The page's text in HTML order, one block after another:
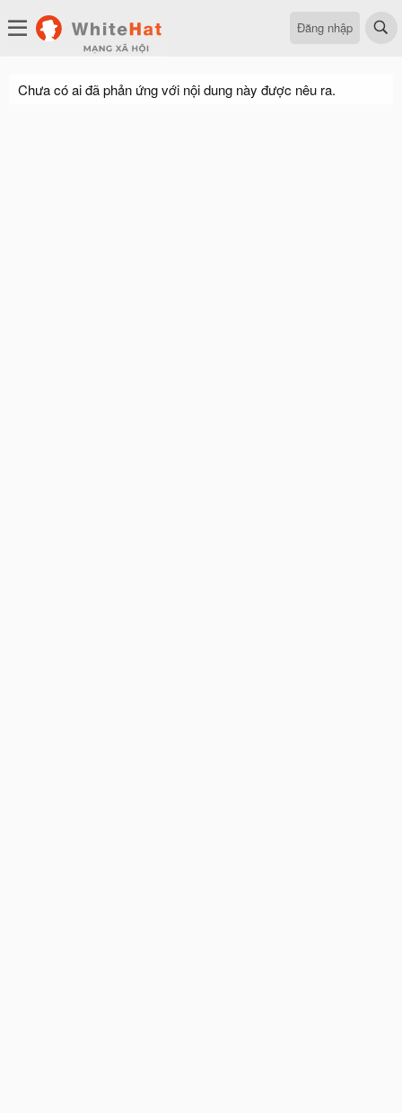
Đăng nhập
Chưa có ai đã phản ứng với nội dung này được nêu ra.